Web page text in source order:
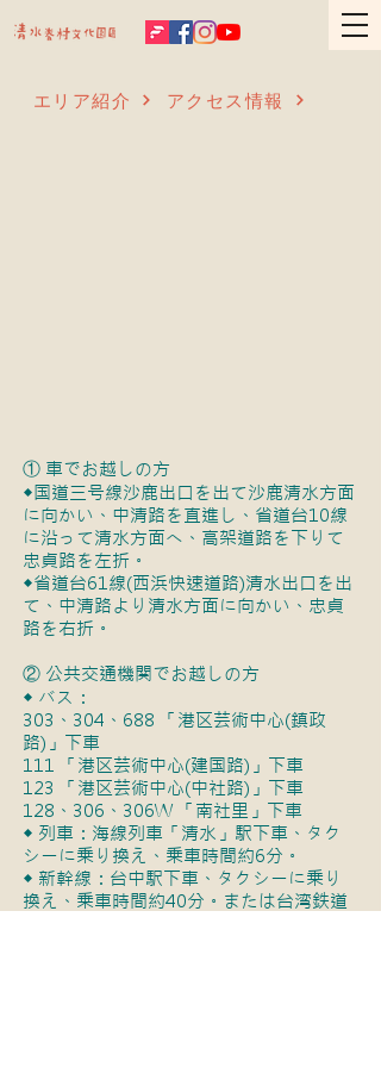
エリア紹介 アクセス情報
① 車でお越しの方
◆国道三号線沙鹿出口を出て沙鹿清水方面
に向かい、中清路を直進し、省道台10線
に沿って清水方面へ、高架道路を下りて
忠貞路を左折。
◆省道台61線(西浜快速道路)清水出口を出
て、中清路より清水方面に向かい、忠貞
路を右折。
② 公共交通機関でお越しの方
◆ バス：
303、304、688 「港区芸術中心(鎮政
路)」下車
111 「港区芸術中心(建国路)」下車
123 「港区芸術中心(中社路)」下車
128、306、306W 「南社里」下車
◆ 列車：海線列車「清水」駅下車、タク
シーに乗り換え、乗車時間約6分。
◆ 新幹線：台中駅下車、タクシーに乗り
換え、乗車時間約40分。または台湾鉄道